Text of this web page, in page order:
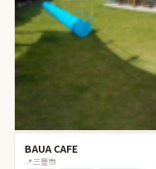
BAUA CAFE
📍三豊市